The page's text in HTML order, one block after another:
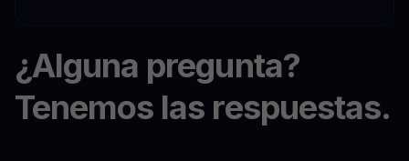
¿Alguna pregunta?
Tenemos las respuestas.